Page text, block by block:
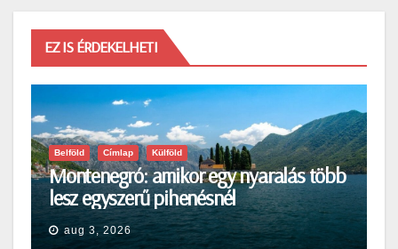
EZ IS ÉRDEKELHETI
Belföld Címlap Külföld
Montenegró: amikor egy nyaralás több
lesz egyszerű pihenésnél
aug 3, 2026